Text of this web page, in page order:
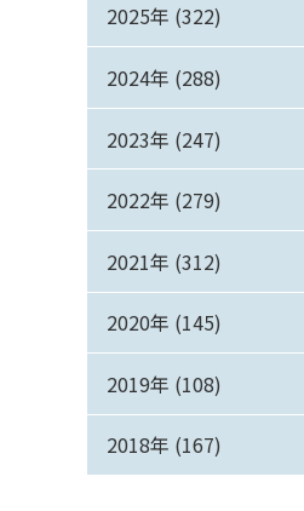
2025年 (322)
2024年 (288)
2023年 (247)
2022年 (279)
2021年 (312)
2020年 (145)
2019年 (108)
2018年 (167)